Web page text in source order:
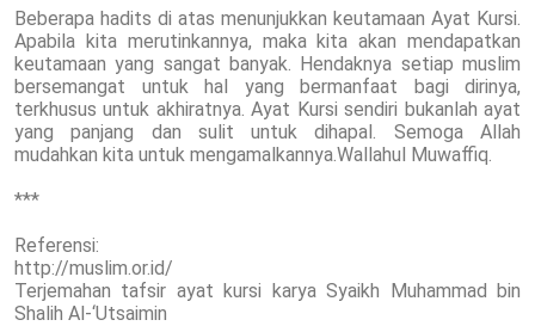
Beberapa hadits di atas menunjukkan keutamaan Ayat Kursi.
Apabila kita merutinkannya, maka kita akan mendapatkan
keutamaan yang sangat banyak. Hendaknya setiap muslim
bersemangat untuk hal yang bermanfaat bagi dirinya,
terkhusus untuk akhiratnya. Ayat Kursi sendiri bukanlah ayat
yang panjang dan sulit untuk dihapal. Semoga Allah
mudahkan kita untuk mengamalkannya.Wallahul Muwaffiq.
***
Referensi:
http://muslim.or.id/
Terjemahan tafsir ayat kursi karya Syaikh Muhammad bin
Shalih Al-‘Utsaimin